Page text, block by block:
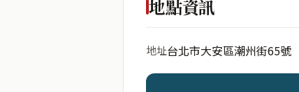
地點資訊
地址台北市大安區潮州街65號